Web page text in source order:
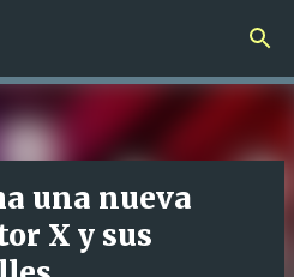
principal
una nueva
X y sus